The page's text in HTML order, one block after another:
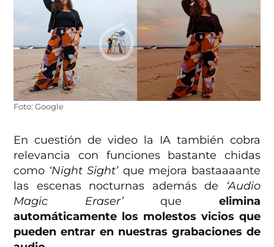
Foto: Google
En cuestión de video la IA también cobra
relevancia con funciones bastante chidas
como ‘Night Sight’ que mejora bastaaaante
las escenas nocturnas además de
‘Audio
Magic Eraser’que elimina
automáticamente los molestos vicios que
pueden entrar en nuestras grabaciones de